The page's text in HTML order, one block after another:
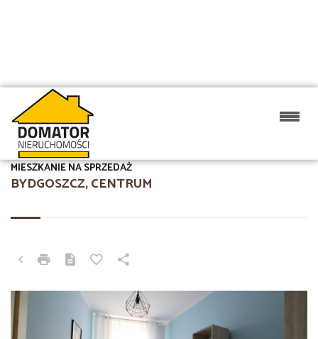
BYDGOSZCZ, CENTRUM
MIESZKANIE NA SPRZEDAŻ